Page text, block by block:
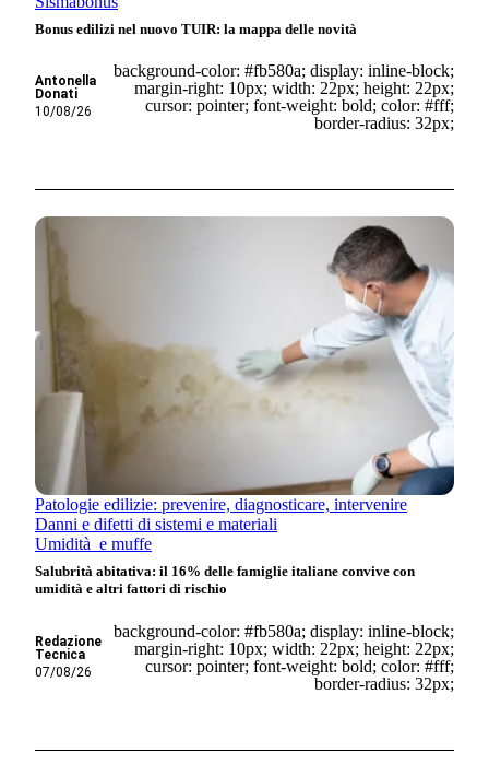
Bonus edilizi nel nuovo TUIR: la mappa delle novità
Antonella
Donati
10/08/26
background-color: #fb580a; display: inline-block;
margin-right: 10px; width: 22px; height: 22px;
cursor: pointer; font-weight: bold; color: #fff;
border-radius: 32px;
Patologie edilizie: prevenire, diagnosticare, intervenire
Danni e difetti di sistemi e materiali
Umidità e muffe
Salubrità abitativa: il 16% delle famiglie italiane convive con
umidità e altri fattori di rischio
Redazione
Tecnica
07/08/26
background-color: #fb580a; display: inline-block;
margin-right: 10px; width: 22px; height: 22px;
cursor: pointer; font-weight: bold; color: #fff;
border-radius: 32px;